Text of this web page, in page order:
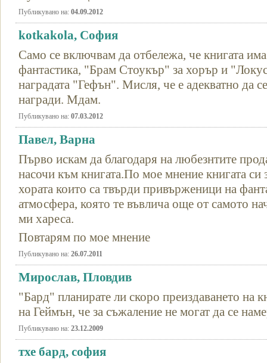
Публикувано на: 04.09.2012
kotkakola, София
Само се включвам да отбележа, че книгата
фантастика, "Брам Стоукър" за хорър и
наградата "Гефън". Мисля, че е адекватно да
награди. Мдам.
Публикувано на: 07.03.2012
Павел, Варна
Първо искам да благодаря на любезнтите
насочи към книгата.По мое мнение книгата си
хората които са твърди привърженици на
атмосфера, която те въвлича още от самото
ми хареса.
Повтарям по мое мнение
Публикувано на: 26.07.2011
Мирослав, Пловдив
"Бард" планирате ли скоро преиздаването на
на Геймън, че за съжаление не могат да се
Публикувано на: 23.12.2009
тхе бард, софия